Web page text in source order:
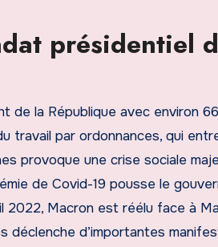
présidentiel
de la République avec environ
travail par ordonnances, qui
provoque une crise sociale
de Covid-19 pousse le
2022, Macron est réélu face à
d’importantes